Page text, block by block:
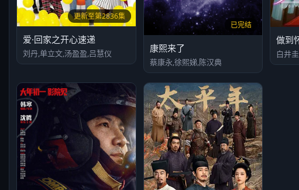
更新至第2836集
爱·回家之开心速递
刘丹,单立文,汤盈盈,吕慧仪
已完结
康熙来了
蔡康永,徐熙娣,陈汉典
做到
白井